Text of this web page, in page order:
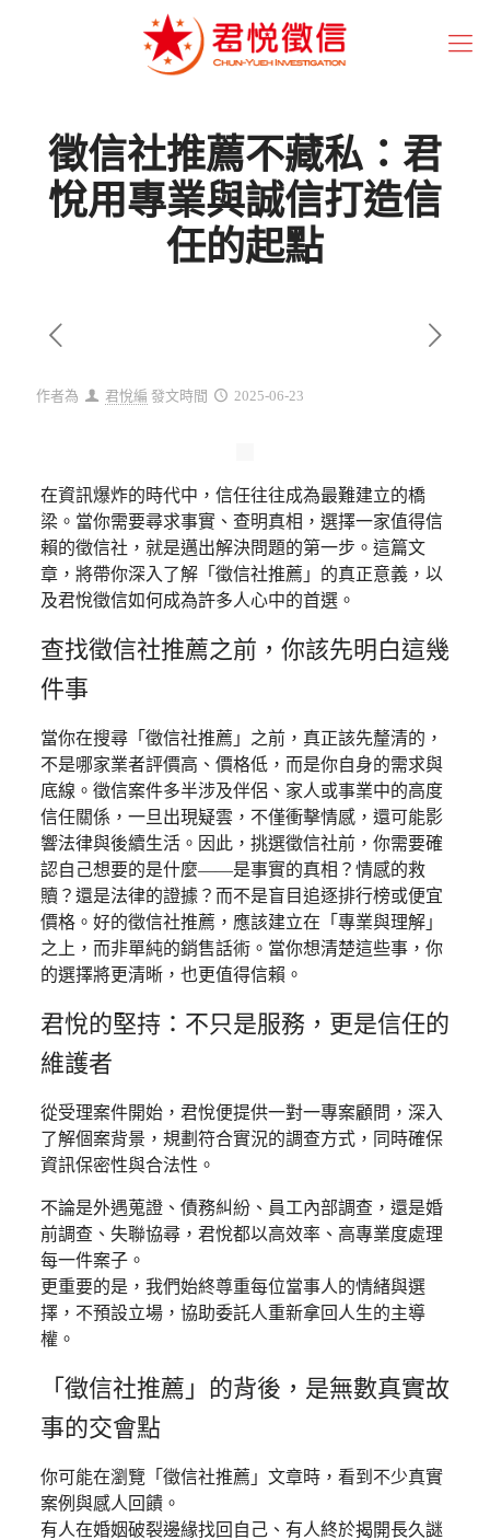
徵信社推薦不藏私：君
悅用專業與誠信打造信
任的起點
作者為 君悅編 發文時間 2025-06-23
在資訊爆炸的時代中，信任往往成為最難建立的橋
梁。當你需要尋求事實、查明真相，選擇一家值得信
賴的徵信社，就是邁出解決問題的第一步。這篇文
章，將帶你深入了解「徵信社推薦」的真正意義，以
及君悅徵信如何成為許多人心中的首選。
查找徵信社推薦之前，你該先明白這幾
件事
當你在搜尋「徵信社推薦」之前，真正該先釐清的，
不是哪家業者評價高、價格低，而是你自身的需求與
底線。徵信案件多半涉及伴侶、家人或事業中的高度
信任關係，一旦出現疑雲，不僅衝擊情感，還可能影
響法律與後續生活。因此，挑選徵信社前，你需要確
認自己想要的是什麼——是事實的真相？情感的救
贖？還是法律的證據？而不是盲目追逐排行榜或便宜
價格。好的徵信社推薦，應該建立在「專業與理解」
之上，而非單純的銷售話術。當你想清楚這些事，你
的選擇將更清晰，也更值得信賴。
君悅的堅持：不只是服務，更是信任的
維護者
從受理案件開始，君悅便提供一對一專案顧問，深入
了解個案背景，規劃符合實況的調查方式，同時確保
資訊保密性與合法性。
不論是外遇蒐證、債務糾紛、員工內部調查，還是婚
前調查、失聯協尋，君悅都以高效率、高專業度處理
每一件案子。
更重要的是，我們始終尊重每位當事人的情緒與選
擇，不預設立場，協助委託人重新拿回人生的主導
權。
「徵信社推薦」的背後，是無數真實故
事的交會點
你可能在瀏覽「徵信社推薦」文章時，看到不少真實
案例與感人回饋。
有人在婚姻破裂邊緣找回自己、有人終於揭開長久謎